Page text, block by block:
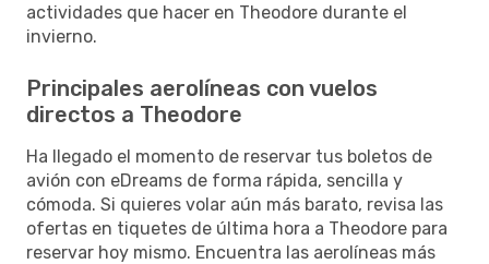
actividades que hacer en Theodore durante el
invierno.
Principales aerolíneas con vuelos
directos a Theodore
Ha llegado el momento de reservar tus boletos de
avión con eDreams de forma rápida, sencilla y
cómoda. Si quieres volar aún más barato, revisa las
ofertas en tiquetes de última hora a Theodore para
reservar hoy mismo. Encuentra las aerolíneas más